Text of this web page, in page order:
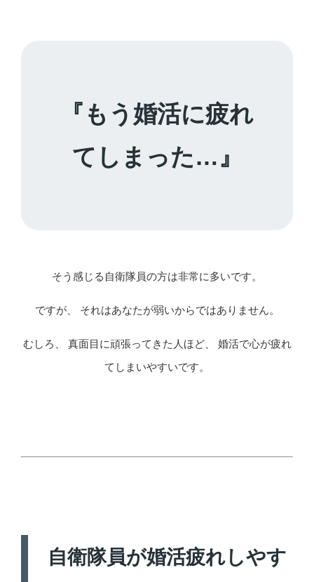
『もう婚活に疲れ
てしまった…』
そう感じる自衛隊員の方は非常に多いです。
ですが、 それはあなたが弱いからではありません。
むしろ、 真面目に頑張ってきた人ほど、 婚活で心が疲れ
てしまいやすいです。
自衛隊員が婚活疲れしやす